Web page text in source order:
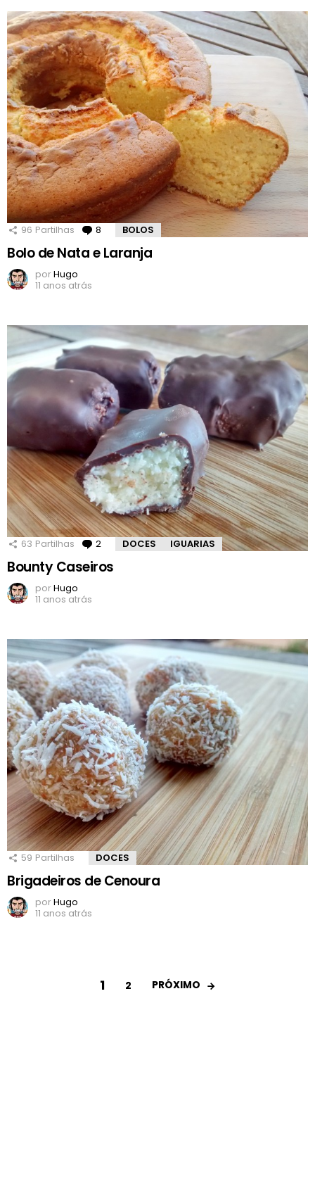
96 Partilhas 8 Comentários
BOLOS
Bolo de Nata e Laranja
porHugo
11 anos atrás
63 Partilhas 2 Comentários
DOCES IGUARIAS
Bounty Caseiros
porHugo
11 anos atrás
59 Partilhas DOCES
Brigadeiros de Cenoura
porHugo
11 anos atrás
1 2 PRÓXIMO